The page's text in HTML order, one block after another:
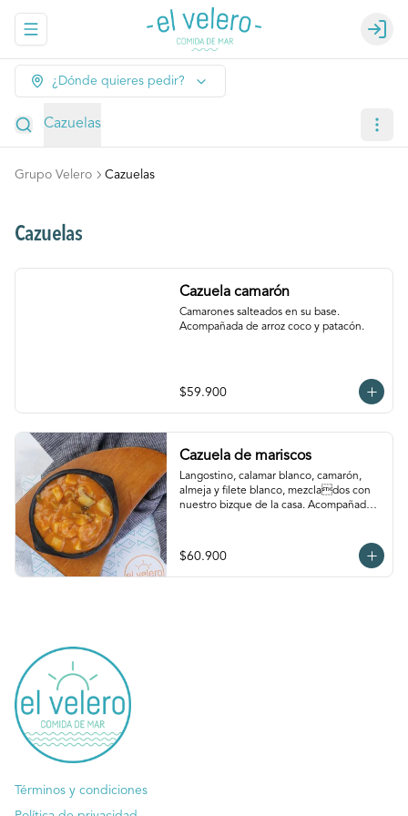
Abrir menu de navegación Login
¿Dónde quieres pedir?
Cazuelas
Grupo Velero Cazuelas
Cazuelas
Cazuela camarón
Camarones salteados en su base.
Acompañada de arroz coco y patacón.
$59.900
Cazuela de mariscos
Langostino, calamar blanco, camarón,
almeja y filete blanco, mezclados con
nuestro bizque de la casa. Acompañada
$60.900
Términos y condiciones